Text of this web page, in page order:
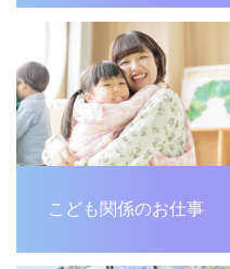
こども関係のお仕事